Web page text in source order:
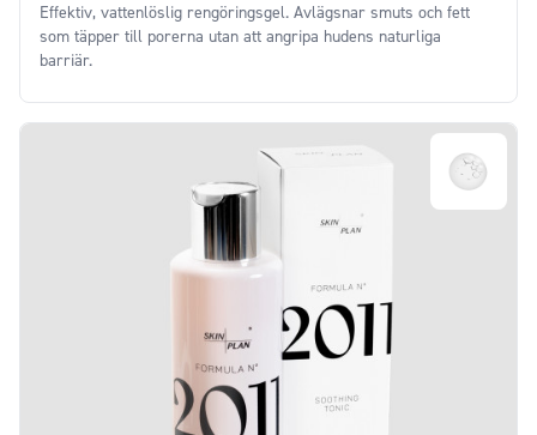
Effektiv, vattenlöslig rengöringsgel. Avlägsnar smuts och fett
som täpper till porerna utan att angripa hudens naturliga
barriär.